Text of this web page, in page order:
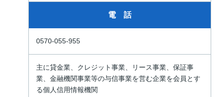
電 話
0570-055-955
主に貸金業、クレジット事業、リース事業、保証事
業、金融機関事業等の与信事業を営む企業を会員とす
る個人信用情報機関